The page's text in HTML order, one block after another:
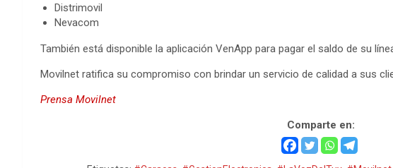
Distrimovil
Nevacom
También está disponible la aplicación VenApp para pagar el saldo de su
Movilnet ratifica su compromiso con brindar un servicio de calidad a sus
Prensa Movilnet
Comparte en: